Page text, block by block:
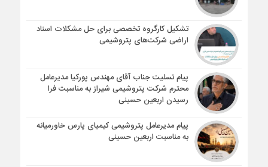
تشکیل کارگروه تخصصی برای حل مشکلات اسناد
اراضی شرکت‌های پتروشیمی
پیام تسلیت جناب آقای مهندس پوركیا مدیرعامل
محترم شركت پتروشیمی شیراز به مناسبت فرا
رسیدن اربعین حسینی
پیام مدیرعامل پتروشیمی کیمیای پارس خاورمیانه
به مناسبت اربعین حسینی